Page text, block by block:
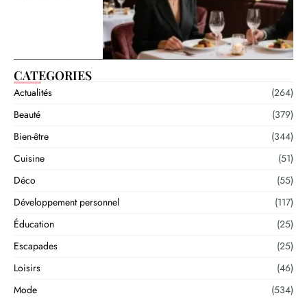
CATEGORIES
Actualités
(264)
Beauté
(379)
Bien-être
(344)
Cuisine
(51)
Déco
(55)
Développement personnel
(117)
Éducation
(25)
Escapades
(25)
Loisirs
(46)
Mode
(534)